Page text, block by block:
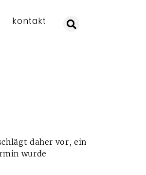
kontakt
daher vor, ein
wurde